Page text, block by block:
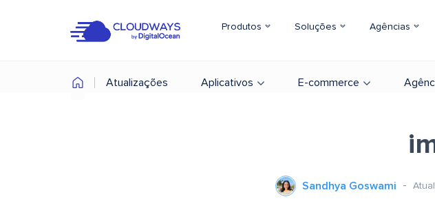
Produtos Soluções Agências
Atualizações Aplicativos E-commerce
Sandhya Goswami